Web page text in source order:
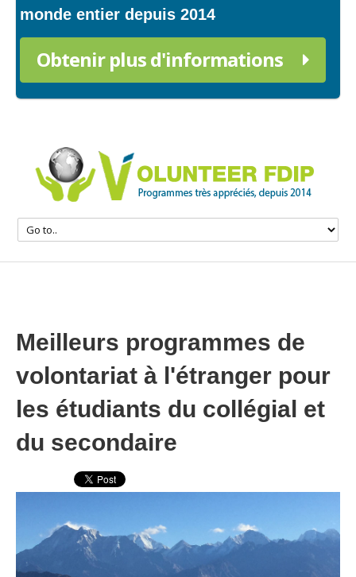
monde entier depuis 2014
Obtenir plus d'informations
Meilleurs programmes de
volontariat à l'étranger pour
les étudiants du collégial et
du secondaire